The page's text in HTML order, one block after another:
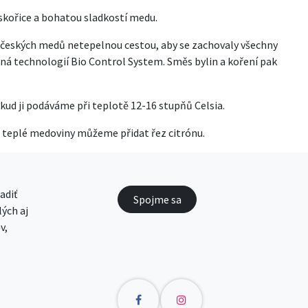
a bohatou sladkostí medu.
medů netepelnou cestou, aby se zachovaly všechny
technologií Bio Control System. Směs bylin a koření pak
ji podáváme při teplotě 12-16 stupňů Celsia.
teplé medoviny můžeme přidat řez citrónu.
aj
Spojme sa